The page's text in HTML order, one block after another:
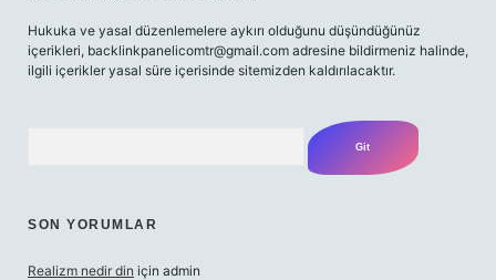
Hukuka ve yasal düzenlemelere aykırı olduğunu düşündüğünüz
içerikleri, backlinkpanelicomtr@gmail.com adresine bildirmeniz halinde,
ilgili içerikler yasal süre içerisinde sitemizden kaldırılacaktır.
SON YORUMLAR
Realizm nedir din için admin